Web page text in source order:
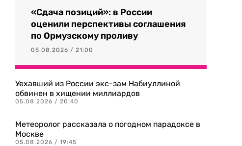
«Сдача позиций»: в России
оценили перспективы соглашения
по Ормузскому проливу
05.08.2026 / 21:00
Уехавший из России экс-зам Набиуллиной
обвинен в хищении миллиардов
05.08.2026 / 20:40
Метеоролог рассказала о погодном парадоксе в
Москве
05.08.2026 / 19:45